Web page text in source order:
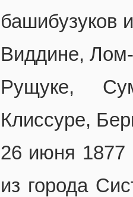
башибузуков
Виддине,
Рущуке,
Клиссуре,
26 июня 1877
из города